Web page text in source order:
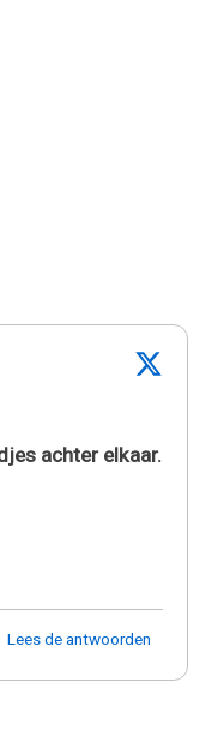
achter elkaar.
Lees de antwoorden